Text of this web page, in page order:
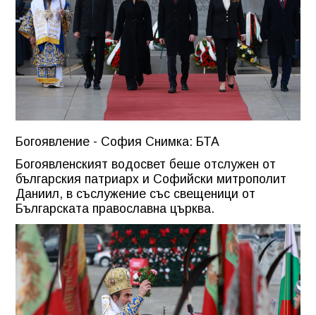
Богоявление - София Снимка: БТА
Богоявленският водосвет беше отслужен от
българския патриарх и Софийски митрополит
Даниил, в съслужение със свещеници от
Българската православна църква.